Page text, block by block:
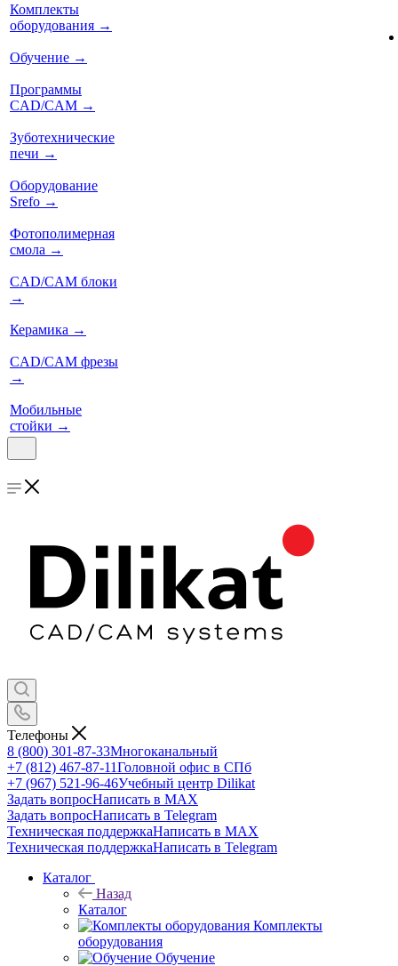
Комплекты
оборудования →
Обучение →
Программы
CAD/CAM →
Зуботехнические
печи →
Оборудование
Srefo →
Фотополимерная
смола →
CAD/CAM блоки
→
Керамика →
CAD/CAM фрезы
→
Мобильные
стойки →
Телефоны
8 (800) 301-87-33Многоканальный
+7 (812) 467-87-11Головной офис в СПб
+7 (967) 521-96-46Учебный центр Dilikat
Задать вопросНаписать в MAX
Задать вопросНаписать в Telegram
Техническая поддержкаНаписать в MAX
Техническая поддержкаНаписать в Telegram
Каталог
Назад
Каталог
Комплекты
оборудования
Обучение